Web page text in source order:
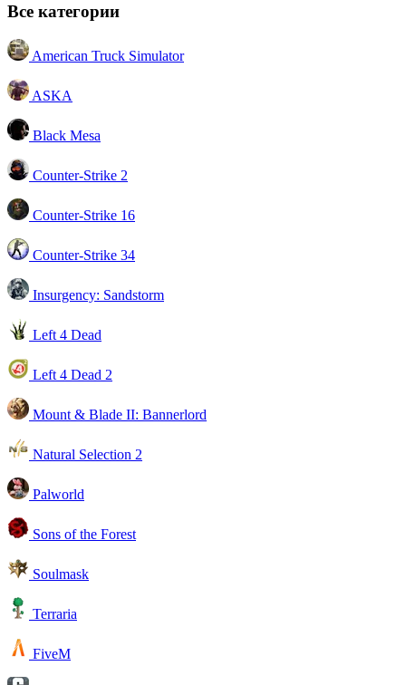
Все категории
American Truck Simulator
ASKA
Black Mesa
Counter-Strike 2
Counter-Strike 16
Counter-Strike 34
Insurgency: Sandstorm
Left 4 Dead
Left 4 Dead 2
Mount & Blade II: Bannerlord
Natural Selection 2
Palworld
Sons of the Forest
Soulmask
Terraria
FiveM